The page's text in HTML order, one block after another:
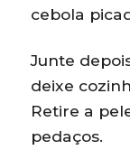
cebola
Junte
deixe
Retire a
pedaços.